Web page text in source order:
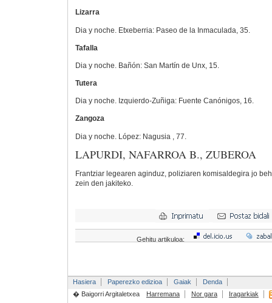
Lizarra
Dia y noche. Etxeberria: Paseo de la Inmaculada, 35.
Tafalla
Dia y noche. Bañón: San Martín de Unx, 15.
Tutera
Dia y noche. Izquierdo-Zuñiga: Fuente Canónigos, 16.
Zangoza
Dia y noche. López: Nagusia , 77.
LAPURDI, NAFARROA B., ZUBEROA
Frantziar legearen aginduz, poliziaren komisaldegira jo
zein den jakiteko.
Gehitu artikuloa:
Hasiera Paperezko edizioa Gaiak
Denda
� Baigorri Argitaletxea
Harremana Nor gara Iragarkiak